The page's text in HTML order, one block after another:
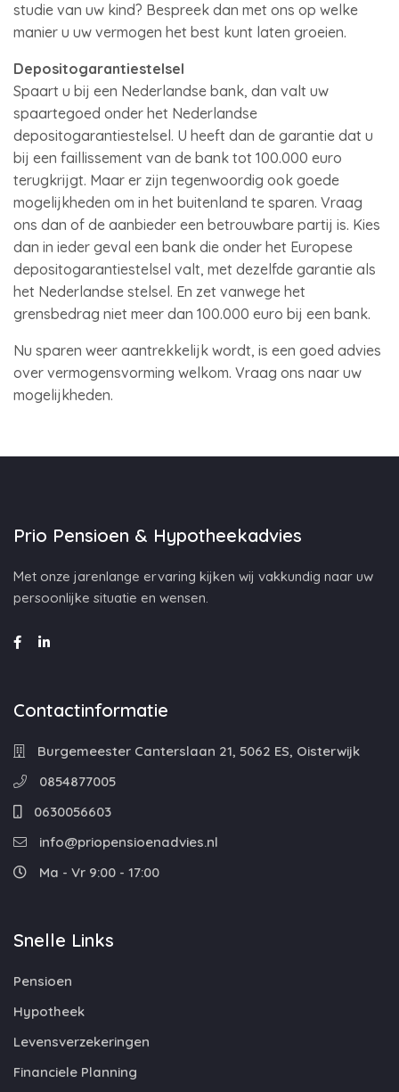
studie van uw kind? Bespreek dan met ons op welke
manier u uw vermogen het best kunt laten groeien.
Depositogarantiestelsel
Spaart u bij een Nederlandse bank, dan valt uw
spaartegoed onder het Nederlandse
depositogarantiestelsel. U heeft dan de garantie dat u
bij een faillissement van de bank tot 100.000 euro
terugkrijgt. Maar er zijn tegenwoordig ook goede
mogelijkheden om in het buitenland te sparen. Vraag
ons dan of de aanbieder een betrouwbare partij is. Kies
dan in ieder geval een bank die onder het Europese
depositogarantiestelsel valt, met dezelfde garantie als
het Nederlandse stelsel. En zet vanwege het
grensbedrag niet meer dan 100.000 euro bij een bank.
Nu sparen weer aantrekkelijk wordt, is een goed advies
over vermogensvorming welkom. Vraag ons naar uw
mogelijkheden.
Prio Pensioen & Hypotheekadvies
Met onze jarenlange ervaring kijken wij vakkundig naar uw
persoonlijke situatie en wensen.
Contactinformatie
Burgemeester Canterslaan 21, 5062 ES, Oisterwijk
0854877005
0630056603
info@priopensioenadvies.nl
Ma - Vr 9:00 - 17:00
Snelle Links
Pensioen
Hypotheek
Levensverzekeringen
Financiele Planning